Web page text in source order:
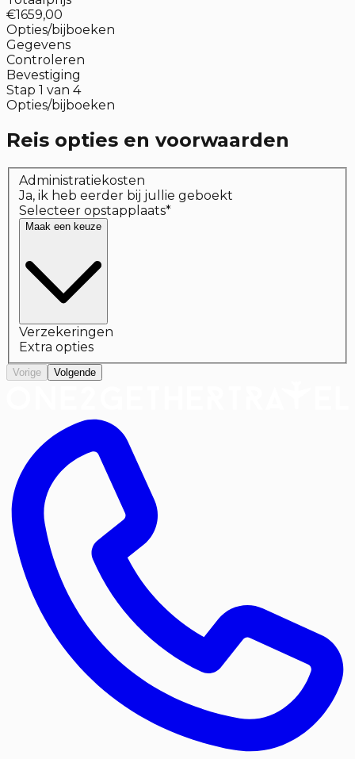
€1659,00
Opties/bijboeken
Gegevens
Controleren
Bevestiging
Stap 1 van 4
Opties/bijboeken
Reis opties en voorwaarden
Administratiekosten
Ja, ik heb eerder bij jullie geboekt
Selecteer opstapplaats*
Maak een keuze
Verzekeringen
Extra opties
Vorige Volgende